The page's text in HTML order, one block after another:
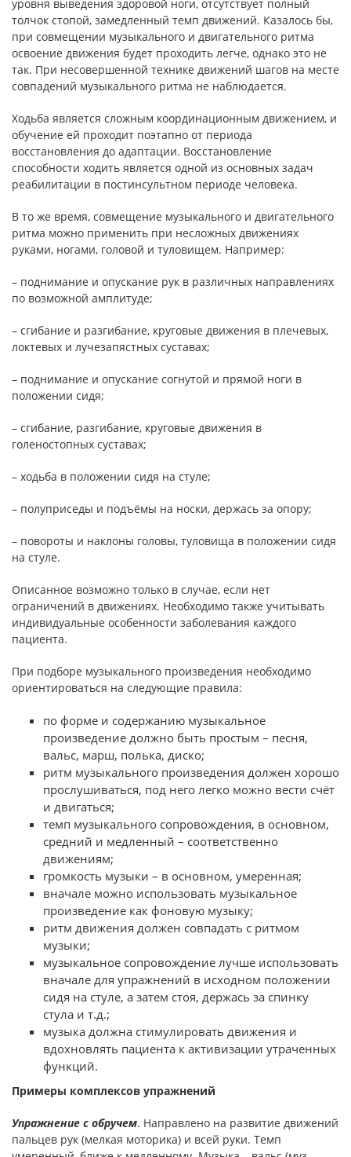
уровня выведения здоровой ноги, отсутствует полный
толчок стопой, замедленный темп движений. Казалось бы,
при совмещении музыкального и двигательного ритма
освоение движения будет проходить легче, однако это не
так. При несовершенной технике движений шагов на месте
совпадений музыкального ритма не наблюдается.
Ходьба является сложным координационным движением, и
обучение ей проходит поэтапно от периода
восстановления до адаптации. Восстановление
способности ходить является одной из основных задач
реабилитации в постинсультном периоде человека.
В то же время, совмещение музыкального и двигательного
ритма можно применить при несложных движениях
руками, ногами, головой и туловищем. Например:
– поднимание и опускание рук в различных направлениях
по возможной амплитуде;
– сгибание и разгибание, круговые движения в плечевых,
локтевых и лучезапястных суставах;
– поднимание и опускание согнутой и прямой ноги в
положении сидя;
– сгибание, разгибание, круговые движения в
голеностопных суставах;
– ходьба в положении сидя на стуле;
– полуприседы и подъёмы на носки, держась за опору;
– повороты и наклоны головы, туловища в положении сидя
на стуле.
Описанное возможно только в случае, если нет
ограничений в движениях. Необходимо также учитывать
индивидуальные особенности заболевания каждого
пациента.
При подборе музыкального произведения необходимо
ориентироваться на следующие правила:
по форме и содержанию музыкальное
произведение должно быть простым – песня,
вальс, марш, полька, диско;
ритм музыкального произведения должен хорошо
прослушиваться, под него легко можно вести счёт
и двигаться;
темп музыкального сопровождения, в основном,
средний и медленный – соответственно
движениям;
громкость музыки – в основном, умеренная;
вначале можно использовать музыкальное
произведение как фоновую музыку;
ритм движения должен совпадать с ритмом
музыки;
музыкальное сопровождение лучше использовать
вначале для упражнений в исходном положении
сидя на стуле, а затем стоя, держась за спинку
стула и т.д.;
музыка должна стимулировать движения и
вдохновлять пациента к активизации утраченных
функций.
Примеры комплексов упражнений
Упражнение с обручем. Направлено на развитие движений
пальцев рук (мелкая моторика) и всей руки. Темп